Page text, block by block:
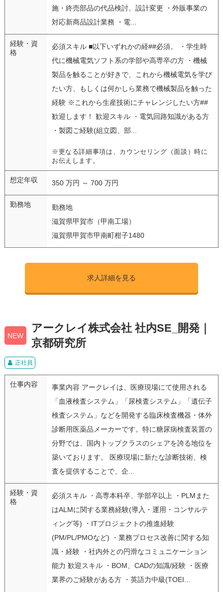
施・終売部品の代品検討、設計変更 ・外販事業の
対応新商品設計業務 ・電...
経験・資
格
必須スキル ■以下いずれかの経##必須。 ・学生時
代に機械電気ソフト系の学部や高専卒の方 ・機械
製品を触ることが好きで、これから機械電気を学び
たい方、もしくは何かしら業務で機械製品を触った
経験 ※これから生産技術にチャレンジしたい方##
歓迎します！ 歓迎スキル ・電気回路知識がある方
・製図ご経験(組立図、部...
※更なる詳細事項は、カウンセリング（面談）時に
お伝えします。
想定年収 350 万円 ～ 700 万円
勤務地
勤務地
滋賀県甲賀市（甲南工場）
滋賀県甲賀市甲南町柑子1480
求人詳細を見る
NEW
アークレイ株式会社 社内SE_開発｜
京都研究所
正社員
仕事内容
事業内容 アークレイは、医療現場にて使用される
「血液検査システム」「尿検査システム」「遺伝子
検査システム」などを開発する臨床検査機器・体外
診断用医薬品メーカーです。特に糖尿病検査装置の
分野では、国内トップクラスのシェアを誇る地位を
築いております。 医療現場に新たな診断技術、検
査を提供することで、企...
経験・資
格
必須スキル ・高専本科卒、学部卒以上 ・PLMまた
はALMに関する業務経験(導入・運用・コンサルテ
ィング等) ・ITプロジェクトの推進経験
(PM/PL/PMOなど) ・業務プロセス改善に関する知
識・経験 ・社内外との円滑なコミュニケーション
能力 歓迎スキル ・BOM、CADの知識/経験 ・医療
業界のご経験がある方 ・英語力中級(TOEI...